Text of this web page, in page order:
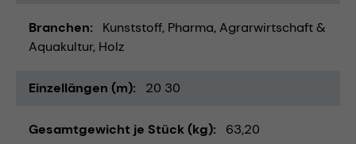
Branchen Kunststoff Pharma Agrarwirtschaft &
Aquakultur Holz
Einzellängen (m) 20 30
Gesamtgewicht je Stück (kg) 63,20